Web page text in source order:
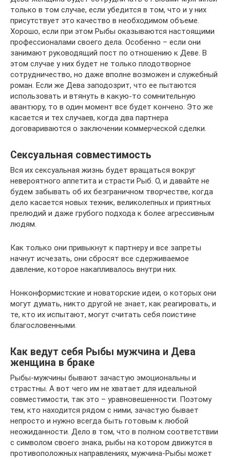
только в том случае, если убедится в том, что и у них
присутствует это качество в необходимом объеме.
Хорошо, если при этом Рыбы оказываются настоящими
профессионалами своего дела. Особенно – если они
занимают руководящий пост по отношению к Деве. В
этом случае у них будет не только плодотворное
сотрудничество, но даже вполне возможен и служебный
роман. Если же Дева заподозрит, что ее пытаются
использовать и втянуть в какую-то сомнительную
авантюру, то в один момент все будет кончено. Это же
касается и тех случаев, когда два партнера
договариваются о заключении коммерческой сделки.
Сексуальная совместимость
Вся их сексуальная жизнь будет вращаться вокруг
невероятного аппетита и страсти Рыб. О, и давайте не
будем забывать об их безграничном творчестве, когда
дело касается новых техник, великолепных и приятных
прелюдий и даже грубого подхода к более агрессивным
людям.
Как только они привыкнут к партнеру и все запреты
начнут исчезать, они сбросят все сдерживаемое
давление, которое накапливалось внутри них.
Нонконформистские и новаторские идеи, о которых они
могут думать, никто другой не знает, как реагировать, и
те, кто их испытают, могут считать себя поистине
благословенными.
Как ведут себя Рыбы мужчина и Дева
женщина в браке
Рыбы-мужчины бывают зачастую эмоциональны и
страстны. А вот чего им не хватает для идеальной
совместимости, так это – уравновешенности. Поэтому
тем, кто находится рядом с ними, зачастую бывает
непросто и нужно всегда быть готовым к любой
неожиданности. Дело в том, что в полном соответствии
с символом своего знака, рыбы на котором движутся в
противоположных направлениях, мужчина-Рыбы может